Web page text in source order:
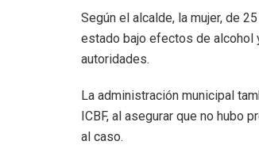
Según el alcalde, la mujer, de
estado bajo efectos de alcohol
autoridades.
La administración municipal
ICBF, al asegurar que no hubo
al caso.